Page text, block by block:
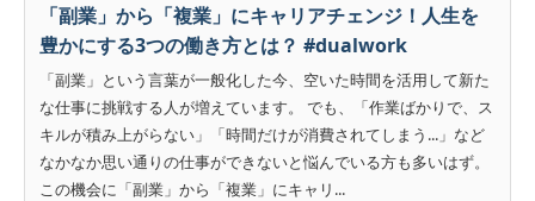
「副業」から「複業」にキャリアチェンジ！人生を
豊かにする3つの働き方とは？ #dualwork
「副業」という言葉が一般化した今、空いた時間を活用して新た
な仕事に挑戦する人が増えています。 でも、「作業ばかりで、ス
キルが積み上がらない」「時間だけが消費されてしまう...」など
なかなか思い通りの仕事ができないと悩んでいる方も多いはず。
この機会に「副業」から「複業」にキャリ...